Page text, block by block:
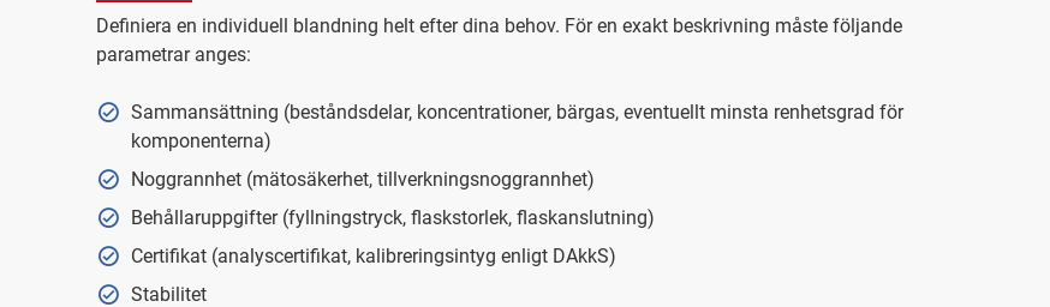
Definiera en individuell blandning helt efter dina behov. För en exakt beskrivning måste följande
parametrar anges:
Sammansättning (beståndsdelar, koncentrationer, bärgas, eventuellt minsta renhetsgrad för
komponenterna)
Noggrannhet (mätosäkerhet, tillverkningsnoggrannhet)
Behållaruppgifter (fyllningstryck, flaskstorlek, flaskanslutning)
Certifikat (analyscertifikat, kalibreringsintyg enligt DAkkS)
Stabilitet